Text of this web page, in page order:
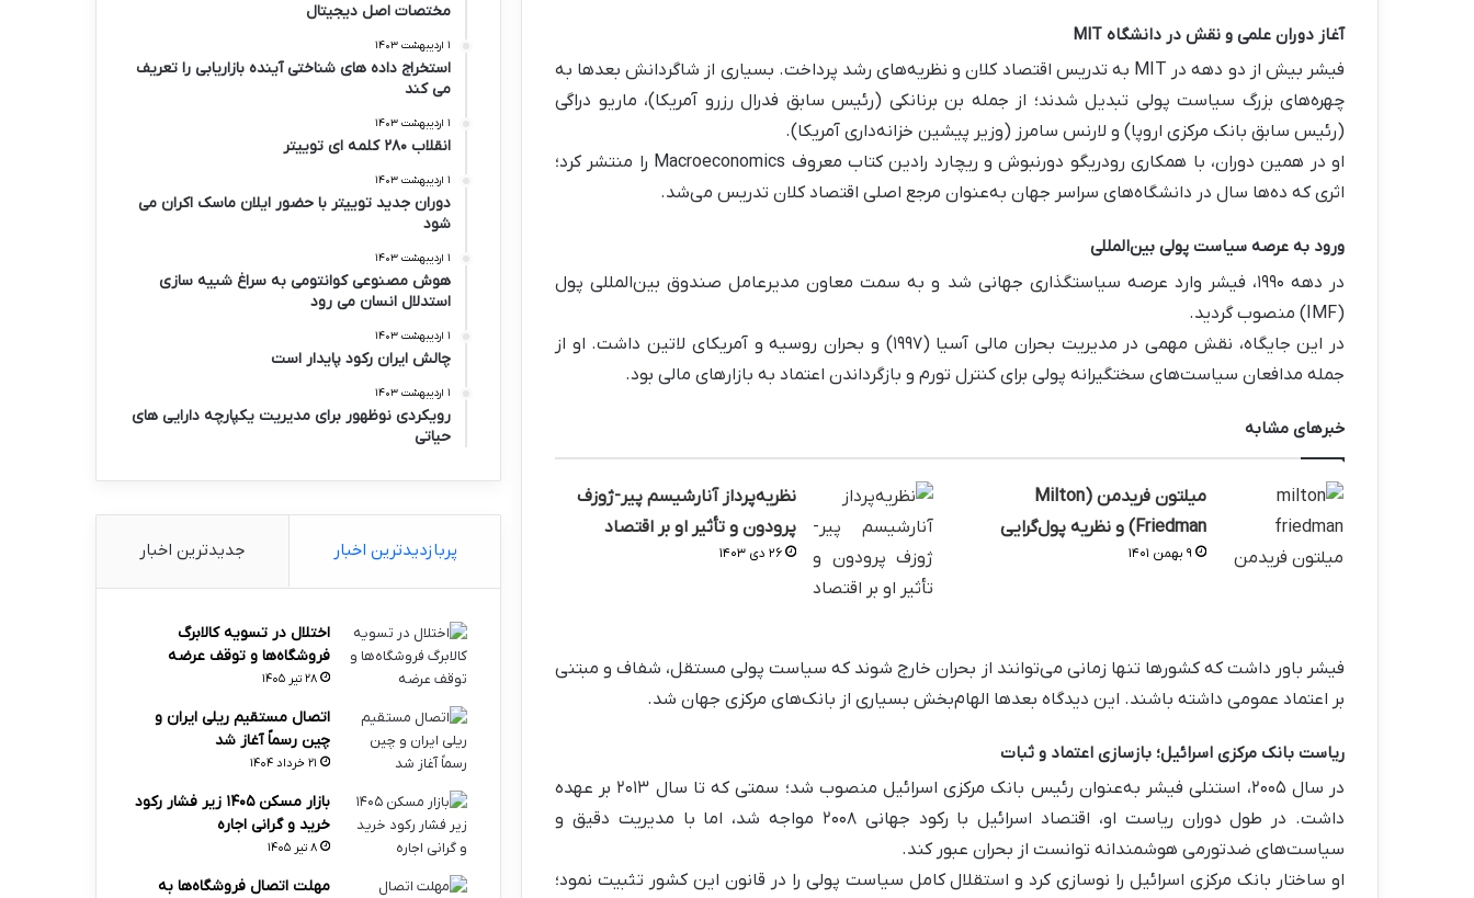
آغاز دوران علمی و نقش در دانشگاه MIT
فیشر بیش از دو دهه در MIT به تدریس اقتصاد کلان و نظریه‌های رشد پرداخت. بسیاری از شاگردانش بعدها به
چهره‌های بزرگ سیاست پولی تبدیل شدند؛ از جمله بن برنانکی (رئیس سابق فدرال رزرو آمریکا)، ماریو دراگی
(رئیس سابق بانک مرکزی اروپا) و لارنس سامرز (وزیر پیشین خزانه‌داری آمریکا).
او در همین دوران، با همکاری رودریگو دورنبوش و ریچارد رادین کتاب معروف Macroeconomics را منتشر کرد؛
اثری که ده‌ها سال در دانشگاه‌های سراسر جهان به‌عنوان مرجع اصلی اقتصاد کلان تدریس می‌شد.
ورود به عرصه سیاست پولی بین‌المللی
در دهه ۱۹۹۰، فیشر وارد عرصه سیاستگذاری جهانی شد و به سمت معاون مدیرعامل صندوق بین‌المللی پول
(IMF) منصوب گردید.
در این جایگاه، نقش مهمی در مدیریت بحران مالی آسیا (۱۹۹۷) و بحران روسیه و آمریکای لاتین داشت. او از
جمله مدافعان سیاست‌های سختگیرانه پولی برای کنترل تورم و بازگرداندن اعتماد به بازارهای مالی بود.
خبرهای مشابه
میلتون فریدمن (Milton
Friedman) و نظریه پول‌گرایی
۹ بهمن ۱۴۰۱
نظریه‌پرداز آنارشیسم پیر-ژوزف
پرودون و تأثیر او بر اقتصاد
۲۶ دی ۱۴۰۳
فیشر باور داشت که کشورها تنها زمانی می‌توانند از بحران خارج شوند که سیاست پولی مستقل، شفاف و مبتنی
بر اعتماد عمومی داشته باشند. این دیدگاه بعدها الهام‌بخش بسیاری از بانک‌های مرکزی جهان شد.
ریاست بانک مرکزی اسرائیل؛ بازسازی اعتماد و ثبات
در سال ۲۰۰۵، استنلی فیشر به‌عنوان رئیس بانک مرکزی اسرائیل منصوب شد؛ سمتی که تا سال ۲۰۱۳ بر عهده
داشت. در طول دوران ریاست او، اقتصاد اسرائیل با رکود جهانی ۲۰۰۸ مواجه شد، اما با مدیریت دقیق و
سیاست‌های ضدتورمی هوشمندانه توانست از بحران عبور کند.
او ساختار بانک مرکزی اسرائیل را نوسازی کرد و استقلال کامل سیاست پولی را در قانون این کشور تثبیت نمود؛
مختصات اصل دیجیتال
۱ اردیبهشت ۱۴۰۳
استخراج داده های شناختی آینده بازاریابی را تعریف
می کند
۱ اردیبهشت ۱۴۰۳
انقلاب ۲۸۰ کلمه ای توییتر
۱ اردیبهشت ۱۴۰۳
دوران جدید توییتر با حضور ایلان ماسک اکران می
شود
۱ اردیبهشت ۱۴۰۳
هوش مصنوعی کوانتومی به سراغ شبیه سازی
استدلال انسان می رود
۱ اردیبهشت ۱۴۰۳
چالش ایران رکود پایدار است
۱ اردیبهشت ۱۴۰۳
رویکردی نوظهور برای مدیریت یکپارچه دارایی های
حیاتی
پربازدیدترین اخبار جدیدترین اخبار
اختلال در تسویه کالابرگ
فروشگاه‌ها و توقف عرضه
۲۸ تیر ۱۴۰۵
اتصال مستقیم ریلی ایران و
چین رسماً آغاز شد
۲۱ خرداد ۱۴۰۴
بازار مسکن ۱۴۰۵ زیر فشار رکود
خرید و گرانی اجاره
۸ تیر ۱۴۰۵
مهلت اتصال فروشگاه‌ها به